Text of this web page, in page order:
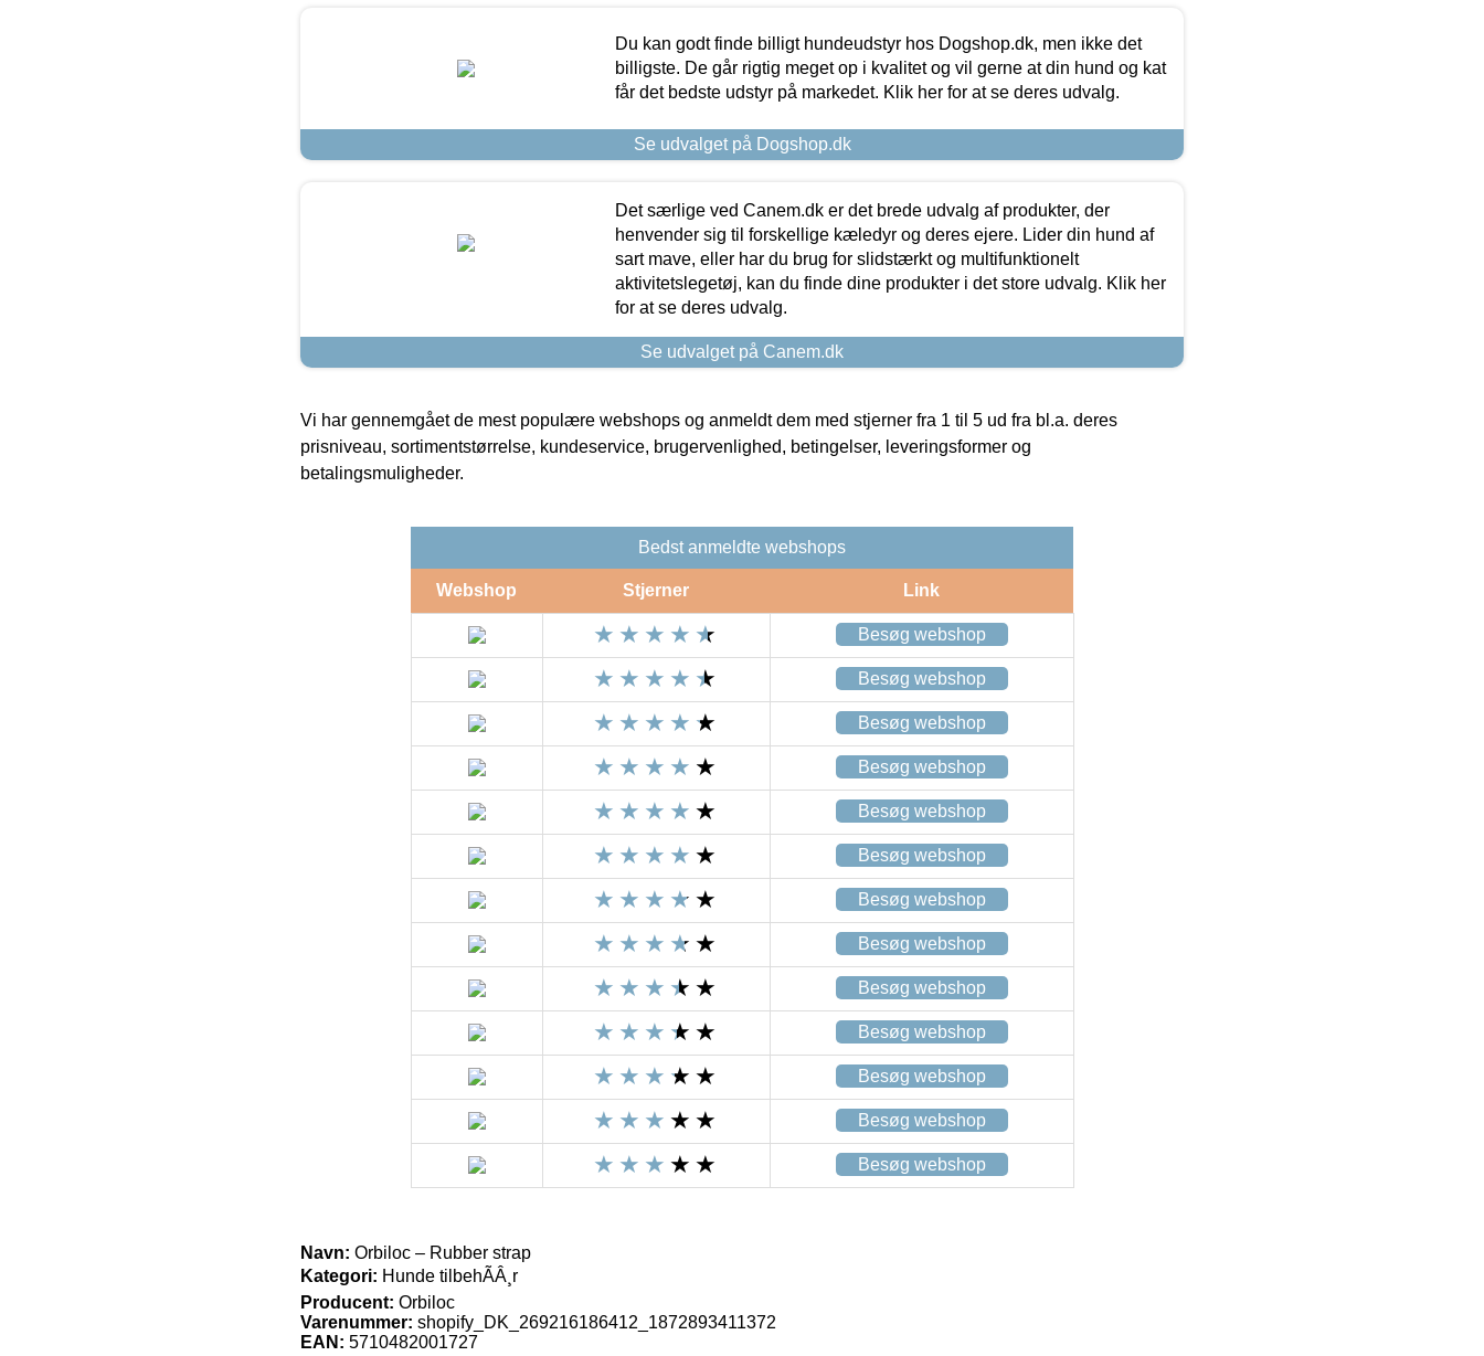
Du kan godt finde billigt hundeudstyr hos Dogshop.dk, men ikke det
billigste. De går rigtig meget op i kvalitet og vil gerne at din hund og kat
får det bedste udstyr på markedet. Klik her for at se deres udvalg.
Se udvalget på Dogshop.dk
Det særlige ved Canem.dk er det brede udvalg af produkter, der
henvender sig til forskellige kæledyr og deres ejere. Lider din hund af
sart mave, eller har du brug for slidstærkt og multifunktionelt
aktivitetslegetøj, kan du finde dine produkter i det store udvalg. Klik her
for at se deres udvalg.
Se udvalget på Canem.dk
Vi har gennemgået de mest populære webshops og anmeldt dem med stjerner fra 1 til 5 ud fra bl.a. deres
prisniveau, sortimentstørrelse, kundeservice, brugervenlighed, betingelser, leveringsformer og
betalingsmuligheder.
Bedst anmeldte webshops
Webshop Stjerner Link
Besøg webshop
Besøg webshop
Besøg webshop
Besøg webshop
Besøg webshop
Besøg webshop
Besøg webshop
Besøg webshop
Besøg webshop
Besøg webshop
Besøg webshop
Besøg webshop
Besøg webshop
Navn: Orbiloc – Rubber strap
Kategori: Hunde tilbehÃÂ¸r
Producent: Orbiloc
Varenummer: shopify_DK_269216186412_1872893411372
EAN: 5710482001727